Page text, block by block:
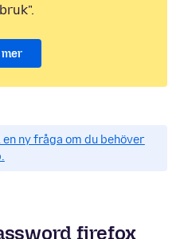
mer
ny fråga om du behöver
firefox